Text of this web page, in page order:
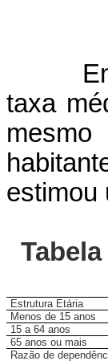
taxa
estimou
Estrutura Etária
Menos de 15 anos
15 a 64 anos
65 anos ou mais
Razão de